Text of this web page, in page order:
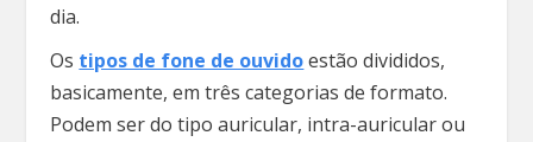
dia.
Os tipos de fone de ouvidoestão divididos,
basicamente, em três categorias de formato.
Podem ser do tipo auricular, intra-auricular ou